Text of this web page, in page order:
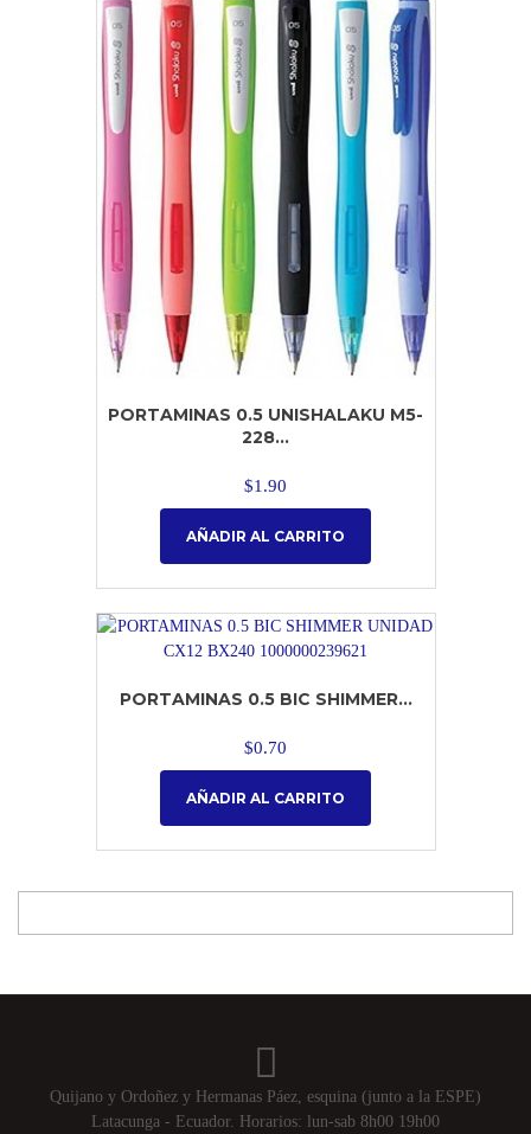
PORTAMINAS 0.5 UNISHALAKU M5-
228...
$1.90
AÑADIR AL CARRITO
PORTAMINAS 0.5 BIC SHIMMER...
$0.70
AÑADIR AL CARRITO
Quijano y Ordoñez y Hermanas Páez, esquina (junto a la ESPE)
Latacunga - Ecuador. Horarios: lun-sab 8h00 19h00